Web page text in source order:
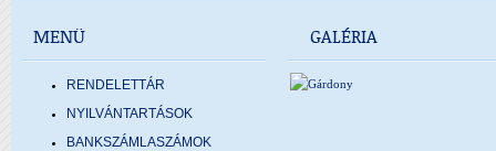
MENÜ
RENDELETTÁR
NYILVÁNTARTÁSOK
BANKSZÁMLASZÁMOK
GALÉRIA